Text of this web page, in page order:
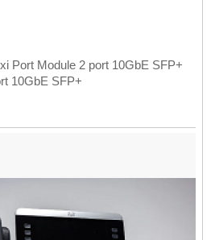
Port Module 2 port 10GbE SFP+
10GbE SFP+